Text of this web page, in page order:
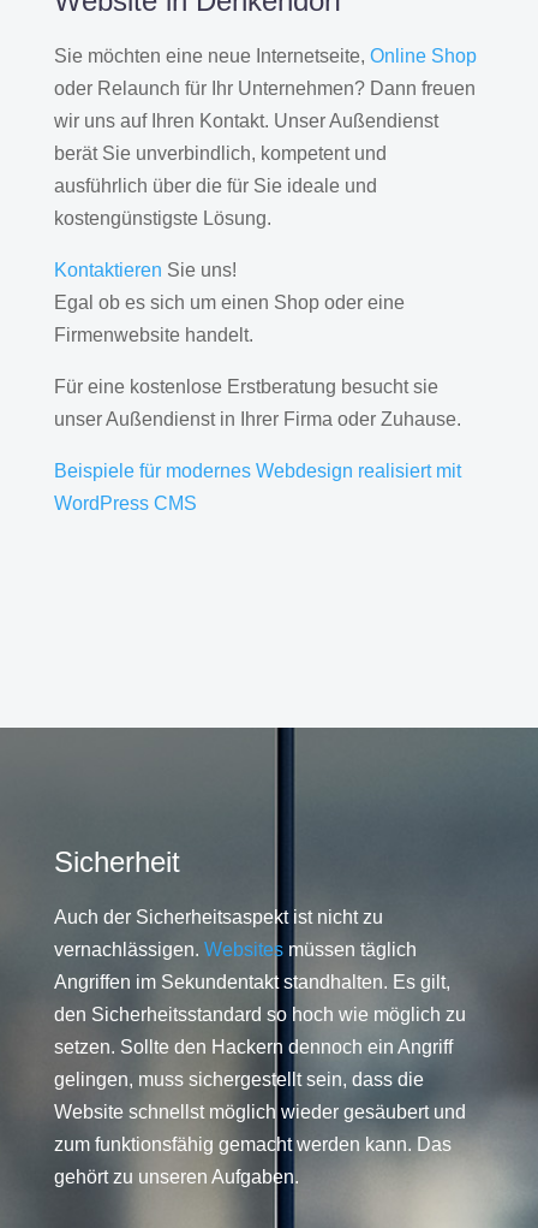
Sie möchten eine neue Internetseite, Online Shop
oder Relaunch für Ihr Unternehmen? Dann freuen
wir uns auf Ihren Kontakt. Unser Außendienst
berät Sie unverbindlich, kompetent und
ausführlich über die für Sie ideale und
kostengünstigste Lösung.
Kontaktieren Sie uns!
Egal ob es sich um einen Shop oder eine
Firmenwebsite handelt.
Für eine kostenlose Erstberatung besucht sie
unser Außendienst in Ihrer Firma oder Zuhause.
Beispiele für modernes Webdesign realisiert mit
WordPress CMS
Sicherheit
Auch der Sicherheitsaspekt ist nicht zu
vernachlässigen. Websitesmüssen täglich
Angriffen im Sekundentakt standhalten. Es gilt,
den Sicherheitsstandard so hoch wie möglich zu
setzen. Sollte den Hackern dennoch ein Angriff
gelingen, muss sichergestellt sein, dass die
Website schnellst möglich wieder gesäubert und
zum funktionsfähig gemacht werden kann. Das
gehört zu unseren Aufgaben.